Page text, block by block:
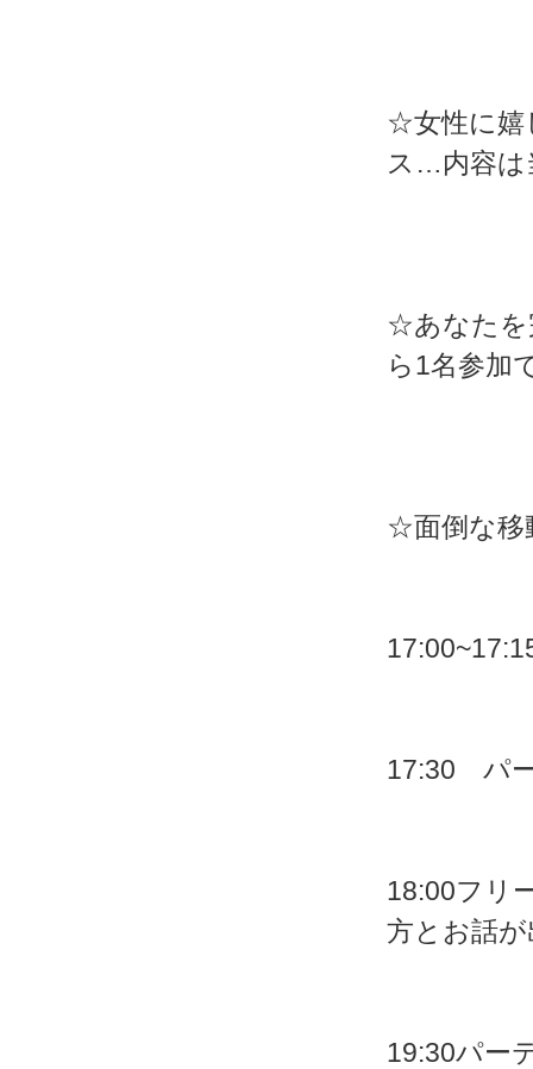
☆女性に嬉
ス…内容は
☆あなたを
ら1名参加
☆面倒な移
17:30 パ
18:00フリ
方とお話
19:30パー